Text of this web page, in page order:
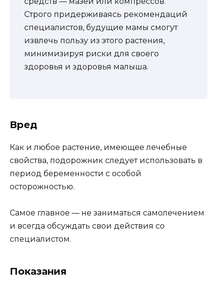
Строго придерживаясь рекомендаций
специалистов, будущие мамы смогут
извлечь пользу из этого растения,
минимизируя риски для своего
здоровья и здоровья малыша.
Вред
Как и любое растение, имеющее лечебные
свойства, подорожник следует использовать в
период беременности с особой
осторожностью.
Самое главное — не заниматься самолечением
и всегда обсуждать свои действия со
специалистом.
Показания